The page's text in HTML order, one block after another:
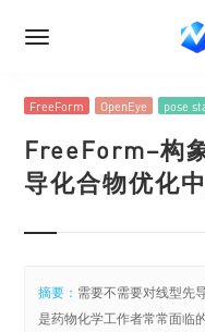
FreeForm OpenEye pose
FreeForm–构
导化合物优化
摘要： 需要不需要对线型先
是药物化学工作者常常面临